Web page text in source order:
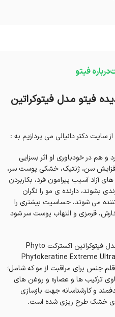
درباره فیتو
فیتو مدل فیتوکراتین
از سایت دکتر دانیالی می پردازیم به :
و هم در خودباوری او اثر بسزایی
افزایش سن، ژنتیک، خشکی پوست سر،
آزاد آسیب‌ پیرامون فرد، بکاربردن
بشوند، دارنده ی مو را نگران
می شوند، حساسیت بیشتری را
قرمزی و التهاب پوست سر شود
پک مو خشک و آسیب دیده فیتو مدل فیتوکراتین اکسترکت Phyto
Phytokeratine Extreme
Pack، یک پک یا جعبه است که ۳ قلم جنس برای مراقبت از مو که شامل؛
ترکیب ها و عصاره و روغن های
و کارشناسانه جهت بازسازی
خشک طرح ریزی شده است.